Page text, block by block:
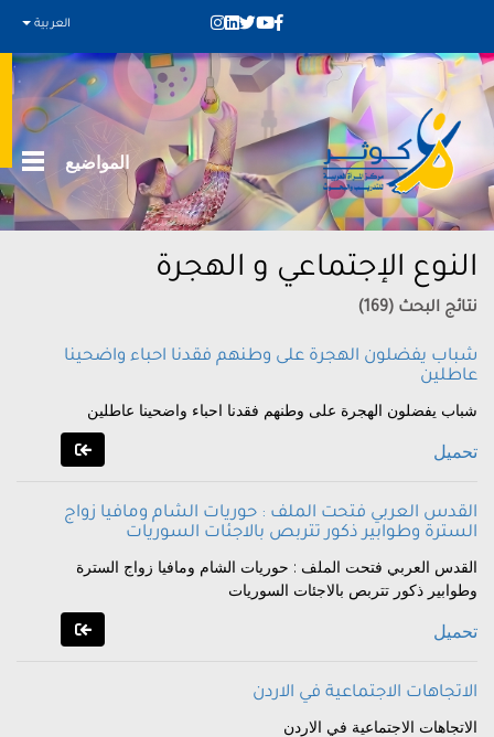
العربية
المواضيع
النوع الإجتماعي و الهجرة
نتائج البحث (169)
شباب يفضلون الهجرة على وطنهم فقدنا احباء واضحينا
عاطلين
شباب يفضلون الهجرة على وطنهم فقدنا احباء واضحينا عاطلين
تحميل
القدس العربي فتحت الملف : حوريات الشام ومافيا زواج
السترة وطوابير ذكور تتربص بالاجئات السوريات
القدس العربي فتحت الملف : حوريات الشام ومافيا زواج السترة
وطوابير ذكور تتربص بالاجئات السوريات
تحميل
الاتجاهات الاجتماعية في الاردن
الاتجاهات الاجتماعية في الاردن